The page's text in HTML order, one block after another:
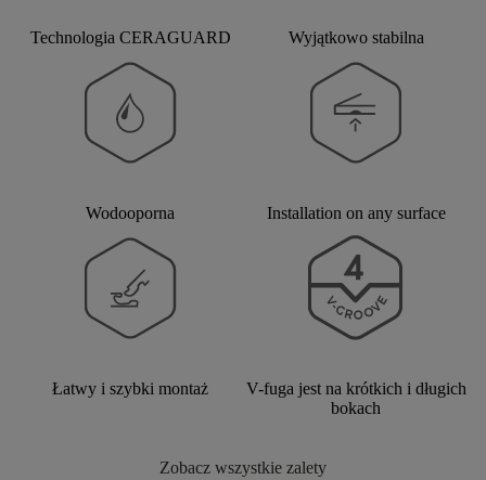
Technologia CERAGUARD Wyjątkowo stabilna
Wodooporna Installation on any surface
Łatwy i szybki montaż
V-fuga jest na krótkich i długich
bokach
Zobacz wszystkie zalety